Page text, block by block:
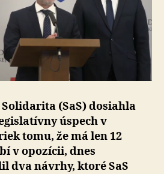
(SaS) dosiahla
úspech v
tomu, že má len 12
v opozícii, dnes
dva návrhy, ktoré SaS